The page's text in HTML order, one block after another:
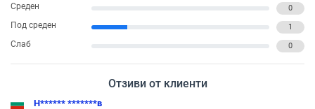
Среден 0
Под среден 1
Слаб 0
Отзиви от клиенти
Н****** *******в